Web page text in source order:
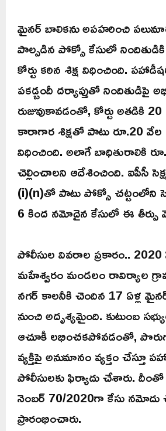
మైనర్ బాలికను అపహరించి
పాల్పడిన పోక్సో కేసులో నిందితుడికి
కోర్టు కఠిన శిక్ష విధించింది.
పకడ్బందీ దర్యాప్తుతో
రుజువుకావడంతో, కోర్టు అతడికి
కారాగార శిక్షతో పాటు రూ.20
విధించింది. అలాగే బాధితురాలికి
చెల్లించాలని ఆదేశించింది. ఐపీసీ
(i)(n)తో పాటు పోక్సో చట్టంలోని
6 కింద నమోదైన కేసులో ఈ తీర్పు
పోలీసుల వివరాల ప్రకారం.. 2020
మహేశ్వరం మండలం రావిర్యాల
నగర్ కాలనీకి చెందిన 17 ఏళ్ల
నుంచి అదృశ్యమైంది. కుటుంబ
ఆచూకీ లభించకపోవడంతో,
వ్యక్తిపై అనుమానం వ్యక్తం చేస్తూ
పోలీసులకు ఫిర్యాదు చేశారు. దీంతో
నెంబర్ 70/2020గా కేసు నమోదు
ప్రారంభించారు.